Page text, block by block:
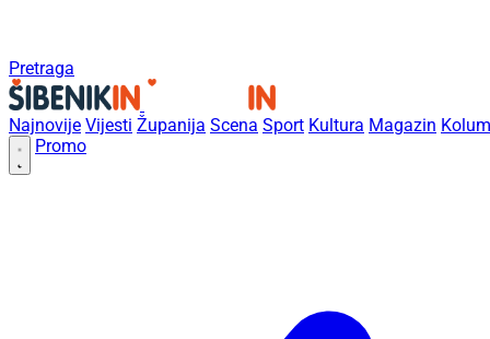
Pretraga
Najnovije Vijesti Županija Scena Sport Kultura Magazin
Promo